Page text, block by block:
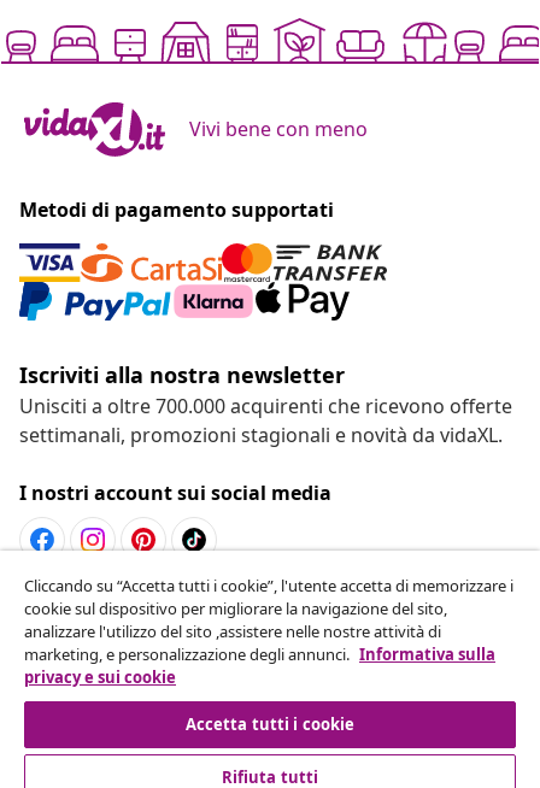
Vivi bene con meno
Metodi di pagamento supportati
Iscriviti alla nostra newsletter
Unisciti a oltre 700.000 acquirenti che ricevono offerte
settimanali, promozioni stagionali e novità da vidaXL.
I nostri account sui social media
Recesso dal contratto
Invia una richiesta di recesso per il tuo ordine.
Recesso dal contratto
Cliccando su “Accetta tutti i cookie”, l'utente accetta di memorizzare i
cookie sul dispositivo per migliorare la navigazione del sito,
analizzare l'utilizzo del sito ,assistere nelle nostre attività di
marketing, e personalizzazione degli annunci. Informativa sulla
privacy e sui cookie
Accetta tutti i cookie
Rifiuta tutti